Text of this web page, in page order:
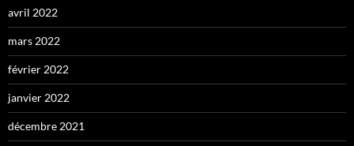
avril 2022
mars 2022
février 2022
janvier 2022
décembre 2021